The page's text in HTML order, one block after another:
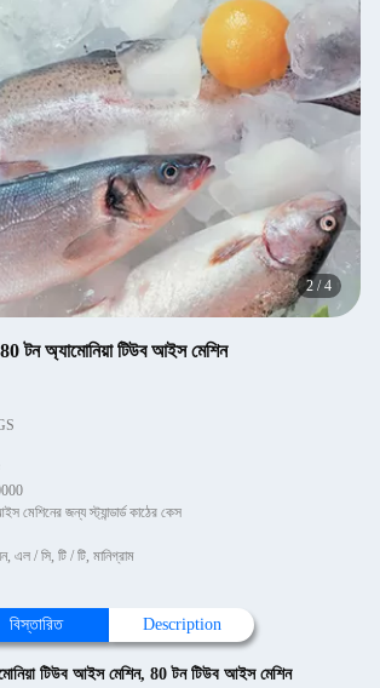
2 /4
80 টন অ্যামোনিয়া টিউব আইস মেশিন
মেশিনের জন্য স্ট্যান্ডার্ড কাঠের কেস
এল / সি, টি / টি, মানিগ্রাম
বিস্তারিত Description
টিউব আইস মেশিন, 80 টন টিউব আইস মেশিন